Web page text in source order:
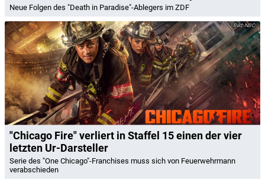
Neue Folgen des "Death in Paradise"-Ablegers im ZDF
NBC
"Chicago Fire" verliert in Staffel 15 einen der vier
letzten Ur-Darsteller
Serie des "One Chicago"-Franchises muss sich von Feuerwehrmann
verabschieden